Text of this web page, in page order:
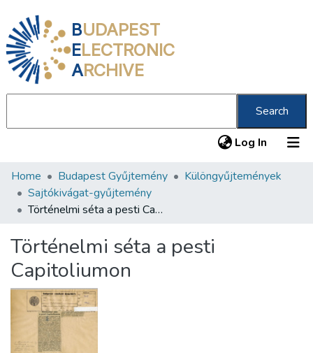
BUDAPEST
ELECTRONIC
ARCHIVE
Search
Log In (current)
Communities & Collections
All of DSpace
About us
Home Budapest Gyűjtemény
Különgyűjtemények
Sajtókivágat-gyűjtemény
Történelmi séta a pesti Capitoliumon
Történelmi séta a pesti
Capitoliumon